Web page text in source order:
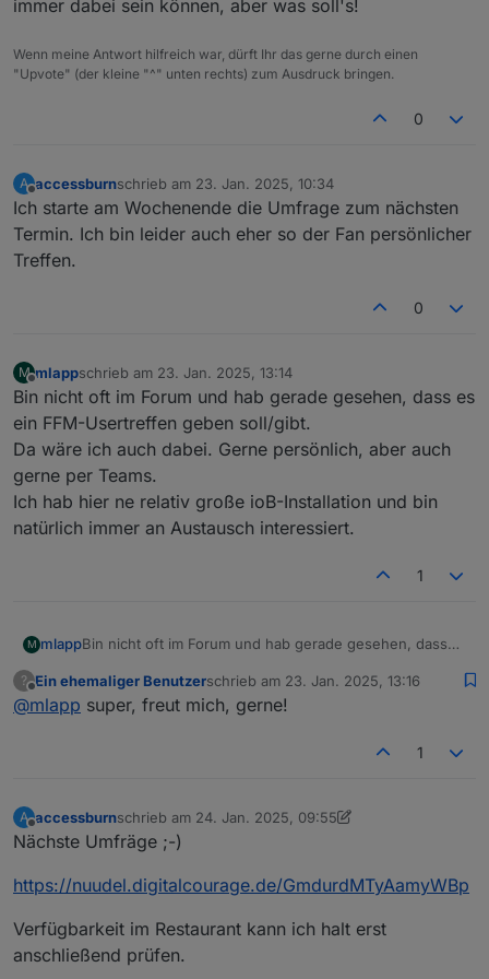
ich aber eher unterwegs.. :)
ein Anfang gemacht ist.. :
iobroker Usertreffen FFM
immer dabei sein können, aber was soll's!
Wenn meine Antwort hilfreich war, dürft Ihr das gerne durch einen
"Upvote" (der kleine "^" unten rechts) zum Ausdruck bringen.
0
A
Offline
accessburnschrieb am 23. Jan. 2025, 10:34
zuletzt editiert von
Ich starte am Wochenende die Umfrage zum nächsten
Termin. Ich bin leider auch eher so der Fan persönlicher
Treffen.
0
M
Offline
mlappschrieb am 23. Jan. 2025, 13:14
zuletzt editiert von
Bin nicht oft im Forum und hab gerade gesehen, dass es
ein FFM-Usertreffen geben soll/gibt.
Da wäre ich auch dabei. Gerne persönlich, aber auch
gerne per Teams.
Ich hab hier ne relativ große ioB-Installation und bin
natürlich immer an Austausch interessiert.
1
M mlappBin nicht oft im Forum und hab gerade gesehen, dass
Da wäre ich auch dabei. Gerne persönlich, aber auch
gerne per Teams.
?
Offline
Ein ehemaliger Benutzerschrieb am 23. Jan. 2025, 13:16
zuletzt editiert von
@mlapp super, freut mich, gerne!
1
A
Offline
accessburnschrieb am 24. Jan. 2025, 09:55
zuletzt editiert von accessburn
Nächste Umfräge ;-)
https://nuudel.digitalcourage.de/GmdurdMTyAamyWBp
Verfügbarkeit im Restaurant kann ich halt erst
anschließend prüfen.